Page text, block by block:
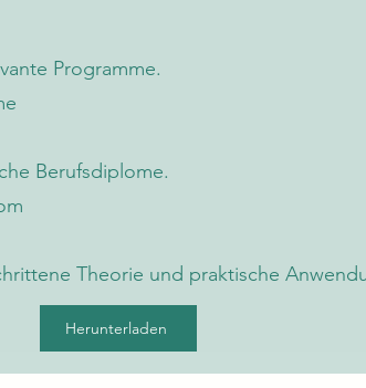
Programme.
Berufsdiplome.
Theorie und praktische
Herunterladen